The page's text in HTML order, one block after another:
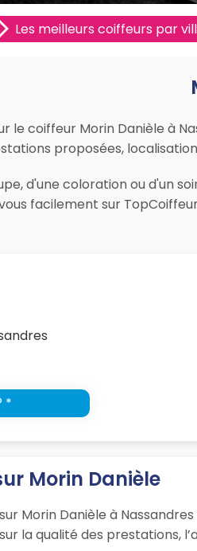
Les meilleurs coiffeurs par
le coiffeur Morin Danièle à
proposées,
d'une coloration ou d'un
facilement sur
*
Morin Danièle
Morin Danièle à
la qualité des prestations,